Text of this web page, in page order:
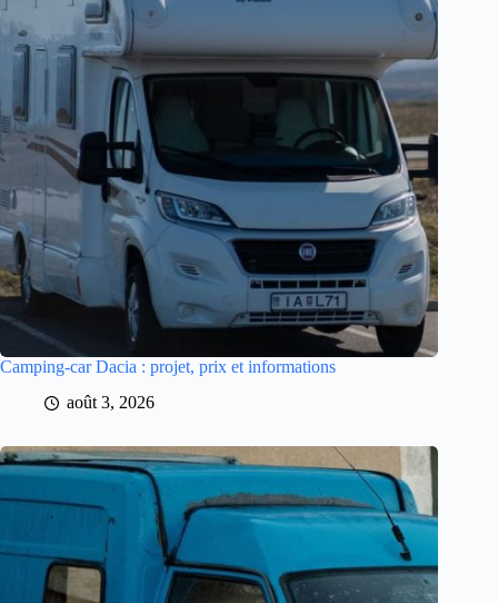
Camping-car Dacia : projet, prix et informations
août 3, 2026